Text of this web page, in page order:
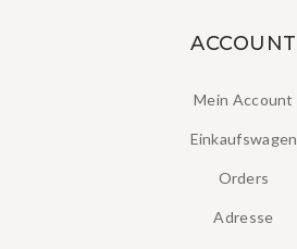
ACCOUNT
Mein Account
Einkaufswagen
Orders
Adresse